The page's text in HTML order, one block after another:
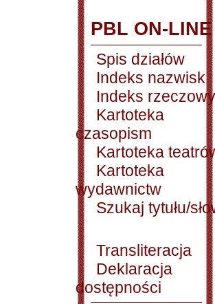
PBL ON-LINE
Spis działów
Indeks nazwisk
Indeks rzeczowy
Kartoteka
czasopism
Kartoteka
Kartoteka
wydawnictw
Szukaj tytułu/
Transliteracja
Deklaracja
dostępności